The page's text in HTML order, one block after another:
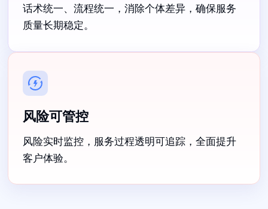
话术统一、流程统一，消除个体差异，确保服务
质量长期稳定。
风险可管控
风险实时监控，服务过程透明可追踪，全面提升
客户体验。